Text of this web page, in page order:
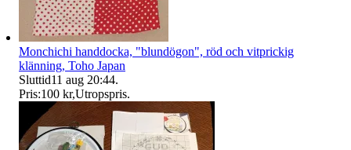
Monchichi handdocka, "blundögon", röd och vitprickig
klänning, Toho Japan
Sluttid11 aug 20:44.
Pris:100 kr,Utropspris.